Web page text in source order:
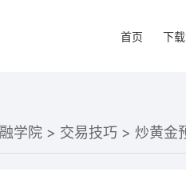
首页 下
学院 > 交易技巧 > 炒黄金